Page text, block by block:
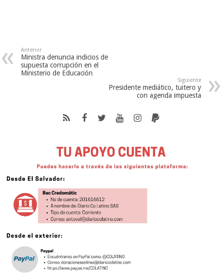
Anterior
Ministra denuncia indicios de
supuesta corrupción en el
Ministerio de Educación
Siguiente
Presidente mediático, tuitero y
con agenda impuesta